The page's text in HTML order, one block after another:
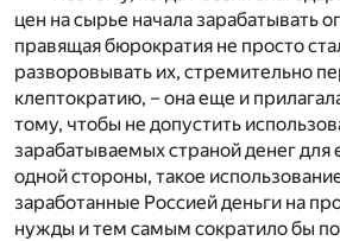
цен на сырье начала зарабатывать
правящая бюрократия не просто
разворовывать их, стремительно
клептократию, – она еще и
тому, чтобы не допустить
зарабатываемых страной денег
одной стороны, такое
заработанные Россией деньги на
нужды и тем самым сократило бы